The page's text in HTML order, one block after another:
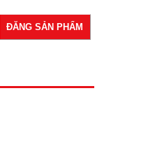
ĐĂNG SẢN PHẨM